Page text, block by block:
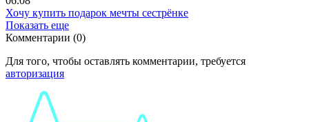
Хочу купить подарок мечты сестрёнке
Показать еще
Комментарии (0)
Для того, чтобы оставлять комментарии, требуется
авторизация